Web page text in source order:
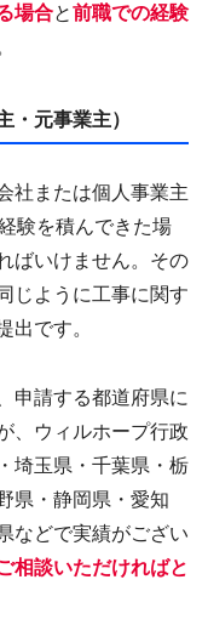
場合と前職での経験
・元事業主）
社または個人事業主
験を積んできた場
ばいけません。その
じように工事に関す
出です。
申請する都道府県に
、ウィルホープ行政
埼玉県・千葉県・栃
県・静岡県・愛知
などで実績がござい
相談いただければと